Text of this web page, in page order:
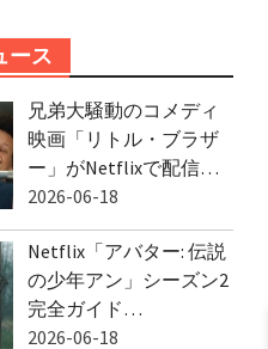
ース
兄弟大騒動のコメディ
映画「リトル・ブラザ
ー」がNetflixで配信…
2026-06-18
Netflix「アバター: 伝説
の少年アン」シーズン2
完全ガイド…
2026-06-18